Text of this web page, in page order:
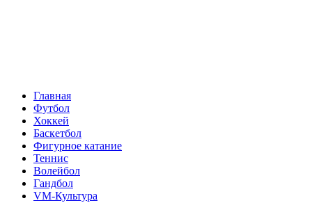
Главная
Футбол
Хоккей
Баскетбол
Фигурное катание
Теннис
Волейбол
Гандбол
VM-Культура